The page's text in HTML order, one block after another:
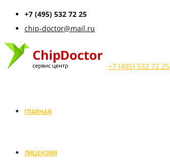
+7 (495) 532 72 25
chip-doctor@mail.ru
+7 (495) 532 72 25
ГЛАВНАЯ
ЛИЦЕНЗИЯ